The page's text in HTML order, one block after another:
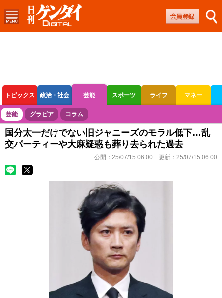
トピックス 政治・社会 芸能 スポーツ ライフ マネー
ボートレース 競輪 オートレース
芸能 グラビア コラム
国分太一だけでない旧ジャニーズのモラル低下…乱
交パーティーや大麻疑惑も葬り去られた過去
公開： 25/07/15 06:00 更新： 25/07/15 06:00